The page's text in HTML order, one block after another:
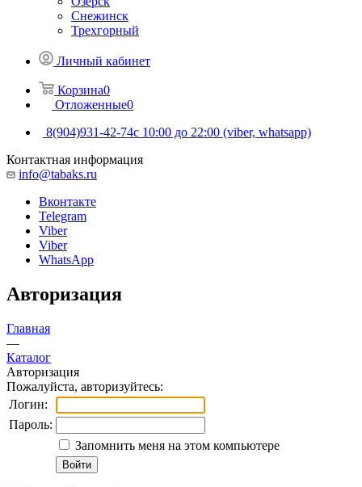
Снежинск
Трехгорный
Личный кабинет
Корзина0
Отложенные0
8(904)931-42-74с 10:00 до 22:00 (viber, whatsapp)
Контактная информация
info@tabaks.ru
Вконтакте
Telegram
Viber
Viber
WhatsApp
Авторизация
Главная
—
Каталог
Авторизация
Пожалуйста, авторизуйтесь:
Логин:
Пароль:
Запомнить меня на этом компьютере